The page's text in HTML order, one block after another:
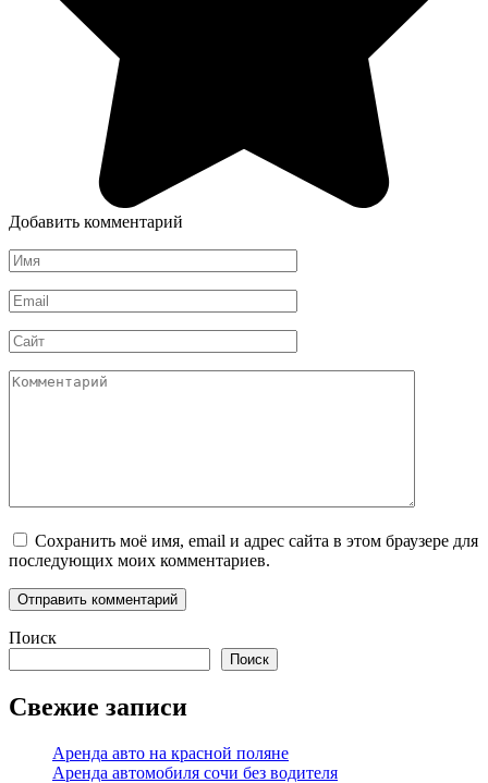
Добавить комментарий
Имя
*
Email
*
Сайт
Комментарий
Сохранить моё имя, email и адрес сайта в этом браузере для
последующих моих комментариев.
Поиск
Поиск
Свежие записи
Аренда авто на красной поляне
Аренда автомобиля сочи без водителя